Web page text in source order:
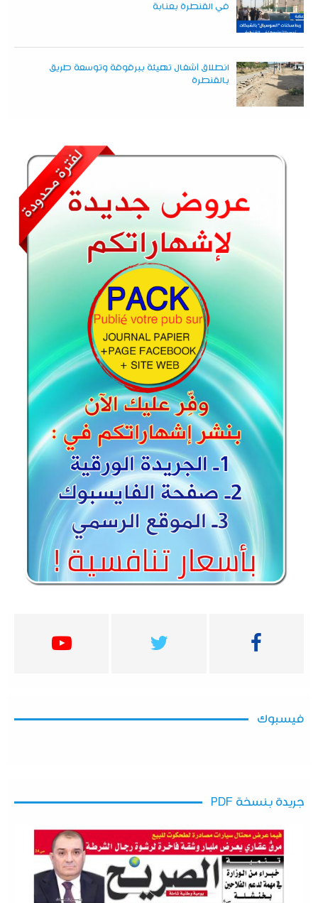
في القنطرة بعنابة
انطلاق أشغال تهيئة ببرقوقة وتوسعة طريق
بالقنطرة
فيسبوك
جريدة بنسخة PDF